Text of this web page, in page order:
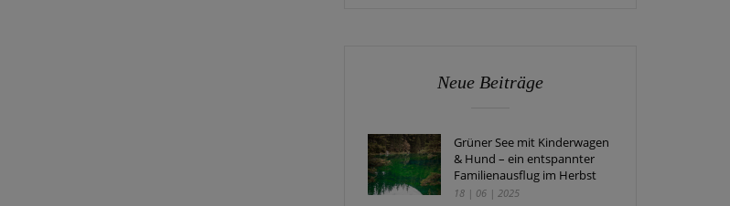
Neue Beiträge
Grüner See mit Kinderwagen
& Hund – ein entspannter
Familienausflug im Herbst
18 | 06 | 2025